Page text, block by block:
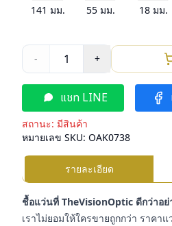
141 มม. 55 มม. 18มม.
- 1 +
แชท LINE
สถานะ: มีสินค้า
หมายเลข SKU: OAK0738
รายละเอียด
ชื้อแว่นที่ TheVisionOptic ดีกว่าอย่
เราไม่ยอมให้ใครขายถูกกว่า ราคา